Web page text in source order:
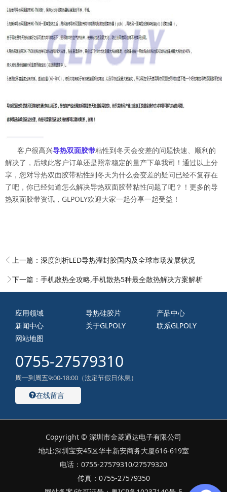
客户很高兴导热双面胶带粘性到冬天会变差的问题快速、顺利的
解决了，后续此客户订单还是照常稳定的量产下单我司！通过以上分
享，您对导热双面胶带粘性到冬天为什么会变差的疑问已经不复存在
了吧，你已经知道怎么解决导热双面胶带粘性问题了吧？！更多的导
热双面胶带资讯，GLPOLY欢迎大家一起分享一起受益！
上一篇： 深度剖析LED导热灌封胶国内及全球市场发展状况
下一篇： 手机散热全攻略,手机散热5种最全散热解决方案解析
应用领域 导热硅胶片
产品中心
新闻中心
关于GLPOLY
联系GLPOLY
网站地图
0755-27579310
周一到周五9:00-18:00（法定节假日休息）
在线留言
Copyright © 深圳市金菱通达电子有限公司
地址:深圳宝安45区华丰新安商务大厦616-619室
电话：0755-27579310/27579320
传真：0755-27579350